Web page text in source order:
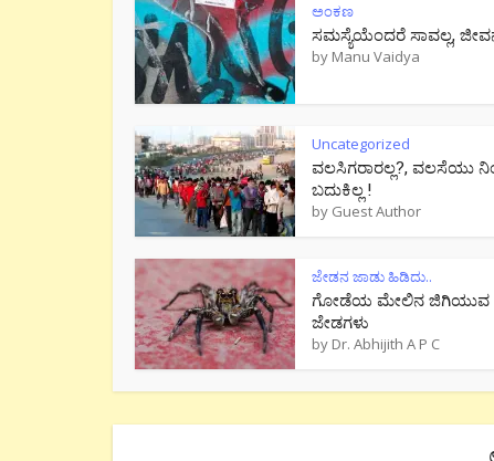
ಅಂಕಣ
ಸಮಸ್ಯೆಯೆಂದರೆ ಸಾವಲ್ಲ,
by Manu Vaidya
Uncategorized
ವಲಸಿಗರಾರಲ್ಲ?, ವಲಸೆಯು
ಬದುಕಿಲ್ಲ !
by Guest Author
ಜೇಡನ ಜಾಡು ಹಿಡಿದು..
ಗೋಡೆಯ ಮೇಲಿನ ಜಿಗಿಯುವ
ಜೇಡಗಳು
by Dr. Abhijith A P C